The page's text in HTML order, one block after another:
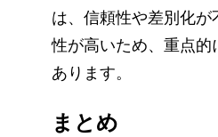
は、信頼性や差別化
性が高いため、重点的
あります。
まとめ